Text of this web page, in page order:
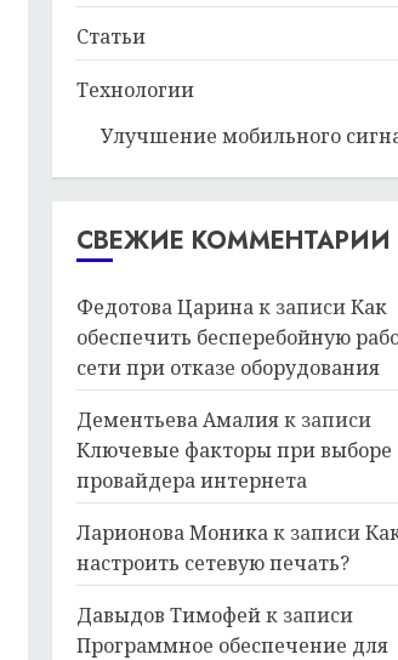
Статьи
Технологии
Улучшение мобильного
СВЕЖИЕ КОММЕНТАРИИ
Федотова Царинак записиКак
обеспечить бесперебойную
сети при отказе оборудования
Дементьева Амалияк записи
Ключевые факторы при выборе
провайдера интернета
Ларионова Моникак записи
настроить сетевую печать?
Давыдов Тимофейк записи
Программное обеспечение для